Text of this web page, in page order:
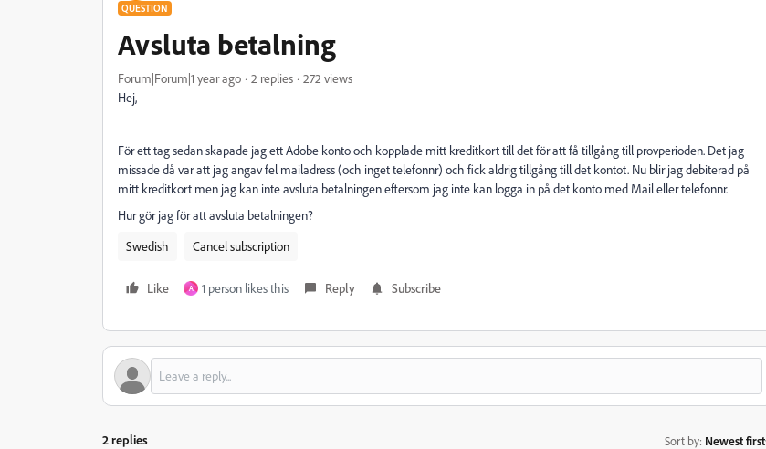
QUESTION
Avsluta betalning
Forum|Forum|1 year ago 2 replies
272 views
Hej,
För ett tag sedan skapade jag ett Adobe konto och kopplade mitt kreditkort till det för att få tillgång till provperioden. Det jag
missade då var att jag angav fel mailadress (och inget telefonnr) och fick aldrig tillgång till det kontot. Nu blir jag debiterad på
mitt kreditkort men jag kan inte avsluta betalningen eftersom jag inte kan logga in på det konto med Mail eller telefonnr.
Hur gör jag för att avsluta betalningen?
Swedish
Cancel subscription
Like A 1 person likes this Reply Subscribe
2 replies Sort by: Newest first